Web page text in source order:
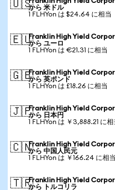
🇺🇸から 米ドル
1 FLHYon は $24.64 に相当
🇪🇺Franklin High Yield
から ユーロ
1 FLHYon は €21.31 に相当
🇬🇧Franklin High Yield
から 英ポンド
1 FLHYon は £18.26 に相当
🇯🇵Franklin High Yield
から 日本円
1 FLHYon は ￥3,888.21 に相
🇨🇳Franklin High Yield
から 中国人民元
1 FLHYon は ￥166.24 に相当
🇹🇷Franklin High Yield
から トルコリラ